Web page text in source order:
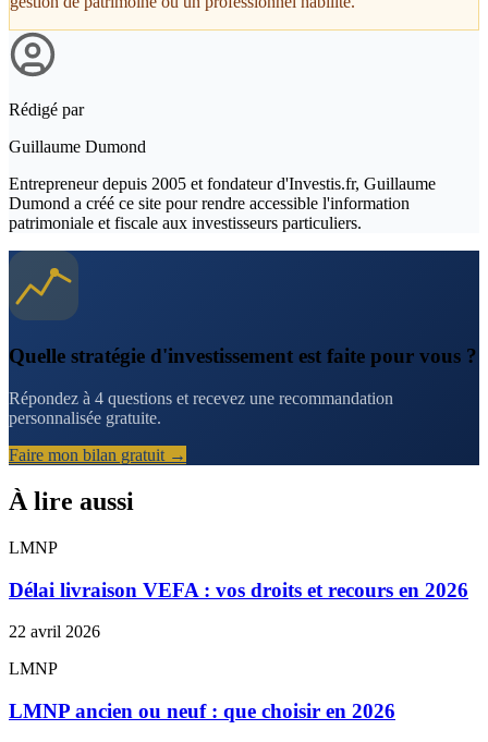
Rédigé par
Guillaume Dumond
Entrepreneur depuis 2005 et fondateur d'Investis.fr, Guillaume
Dumond a créé ce site pour rendre accessible l'information
patrimoniale et fiscale aux investisseurs particuliers.
Quelle stratégie d'investissement est faite pour vous ?
Répondez à 4 questions et recevez une recommandation
personnalisée gratuite.
Faire mon bilan gratuit →
À lire aussi
LMNP
Délai livraison VEFA : vos droits et recours en 2026
22 avril 2026
LMNP
LMNP ancien ou neuf : que choisir en 2026